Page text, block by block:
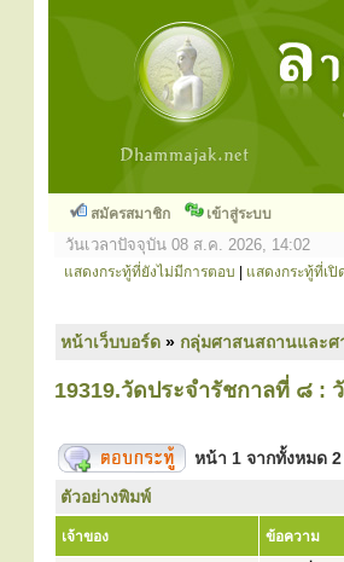
สมัครสมาชิก เข้าสู่ระบบ
วันเวลาปัจจุบัน 08 ส.ค. 2026, 14:02
แสดงกระทู้ที่ยังไม่มีการตอบ แสดงกระทู้ที่เปิ
หน้าเว็บบอร์ด » กลุ่มศาสนสถานและ
19319.วัดประจำรัชกาลที่ ๘ :
หน้า 1 จากทั้งหมด 2
ตัวอย่างพิมพ์
เจ้าของ ข้อความ